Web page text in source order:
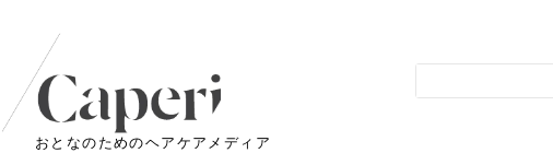
おとなのためのヘアケアメディア